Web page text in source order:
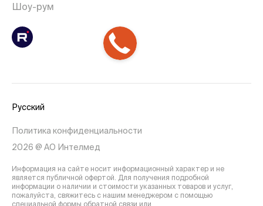
Шоу-рум
Русский
Политика конфиденциальности
2026 @ АО Интелмед
Информация на сайте носит информационный характер и не
является публичной офертой. Для получения подробной
информации о наличии и стоимости указанных товаров и услуг,
пожалуйста, свяжитесь с нашим менеджером с помощью
специальной формы обратной связи или